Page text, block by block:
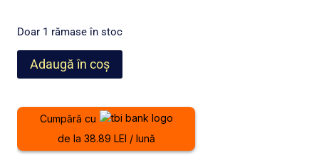
Doar 1 rămase în stoc
Cantitate
Batic
Print
mătase
Adaugă în coș
Cumpără cu
de la 38.89 LEI / lună